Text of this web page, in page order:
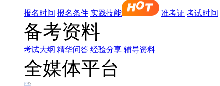
报名时间 报名条件 实践技能 准考证 考试时间
备考资料
考试大纲 精华问答 经验分享 辅导资料
全媒体平台